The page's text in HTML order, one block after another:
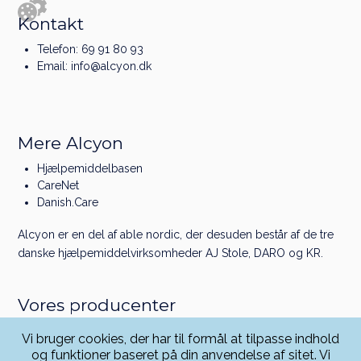
Kontakt
Telefon: 69 91 80 93
Email: info@alcyon.dk
Mere Alcyon
Hjælpemiddelbasen
CareNet
Danish.Care
Alcyon er en del afable nordic , der desuden består af de tre
danske hjælpe­middel­virksomhederAJ Stole DARO og KR
Vores producenter
Greiner
Vi bruger cookies, der har til formål at tilpasse indhold
og funktioner baseret på din anvendelse af sitet. Vi